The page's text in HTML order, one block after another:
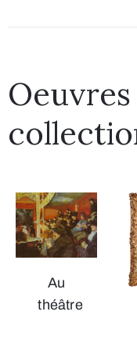
Au
théâtre